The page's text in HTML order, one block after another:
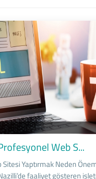
Web S...
Sitesi Yaptırmak Neden
faaliyet gösteren